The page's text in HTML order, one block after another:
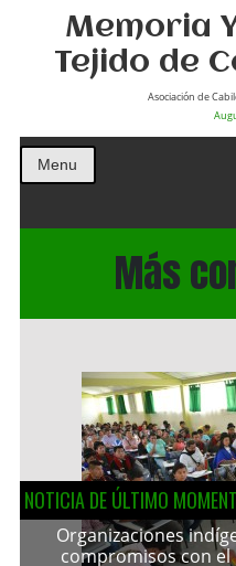
Memoria
Tejido de
Asociación de
Menu
Más
NOTICIA DE ÚLTIMO
Organizaciones
compromisos con